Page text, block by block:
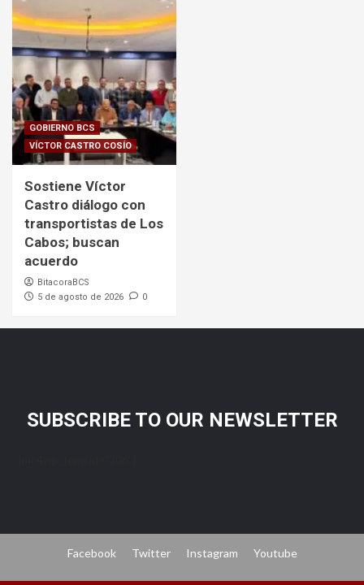
GOBIERNO BCS
VÍCTOR CASTRO COSÍO
Sostiene Víctor
Castro diálogo con
transportistas de Los
Cabos; buscan
acuerdo
BitacoraBCS
5 de agosto de 2026
0
SUBSCRIBE TO OUR NEWSLETTER
Facebook Twitter Instagram Youtube